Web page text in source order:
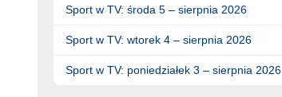
Sport w TV: środa 5 – sierpnia 2026
Sport w TV: wtorek 4 – sierpnia 2026
Sport w TV: poniedziałek 3 – sierpnia 2026